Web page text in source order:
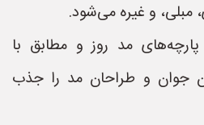
مبلی، و غیره می‌شود.
مد روز و مطابق با
جوان و طراحان مد را جذب